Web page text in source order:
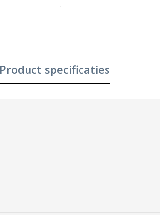
Product specificaties